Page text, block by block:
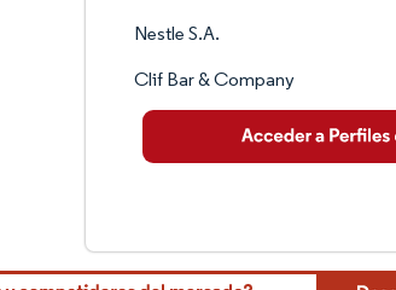
Nestle S.A.
Clif Bar & Company